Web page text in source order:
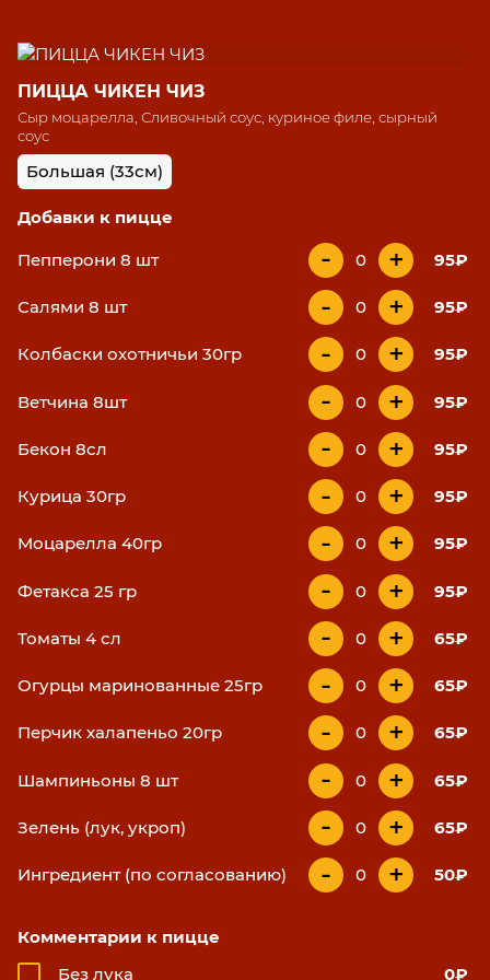
ПИЦЦА ЧИКЕН ЧИЗ
Сыр моцарелла, Сливочный соус, куриное филе, сырный
соус
Большая (33см)
Добавки к пицце
Пепперони 8 шт - 0 + 95₽
Салями 8 шт - 0 + 95₽
Колбаски охотничьи 30гр - 0 + 95₽
Ветчина 8шт - 0 + 95₽
Бекон 8сл - 0 + 95₽
Курица 30гр - 0 + 95₽
Моцарелла 40гр - 0 + 95₽
Фетакса 25 гр - 0 + 95₽
Томаты 4 сл - 0 + 65₽
Огурцы маринованные 25гр - 0 + 65₽
Перчик халапеньо 20гр - 0 + 65₽
Шампиньоны 8 шт - 0 + 65₽
Зелень (лук, укроп) - 0 + 65₽
Ингредиент (по согласованию) - 0 + 50₽
Комментарии к пицце
Без лука
0₽